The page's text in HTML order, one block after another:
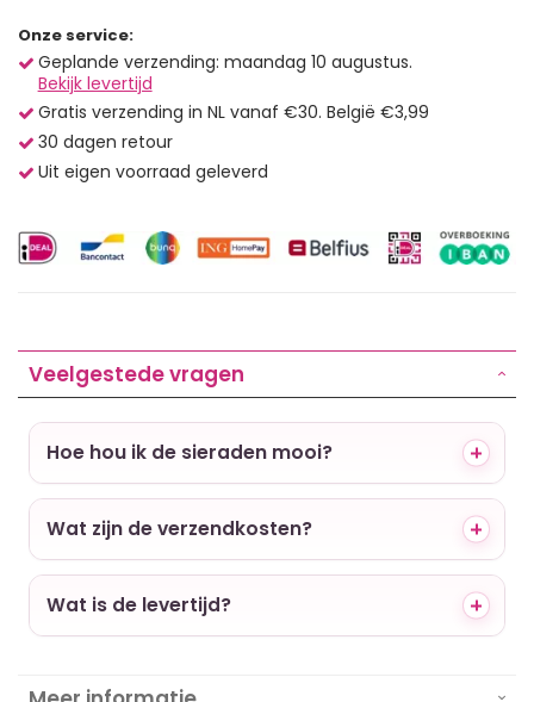
Onze service:
Geplande verzending: maandag 10 augustus.
Bekijk levertijd
Gratis verzending in NL vanaf €30. België €3,99
30 dagen retour
Uit eigen voorraad geleverd
Veelgestede vragen
Hoe hou ik de sieraden mooi?
Wat zijn de verzendkosten?
Wat is de levertijd?